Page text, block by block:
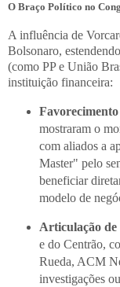
O Braço Político no
A influência de
Bolsonaro,
(como PP e União
instituição financeira:
mostraram o
com aliados a
Master" pelo
beneficiar
modelo de
Articulação de
e do Centrão,
Rueda, ACM
investigações